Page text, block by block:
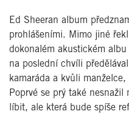
Ed Sheeran album
prohlášeními. Mimo jiné
dokonalém akustickém
na poslední chvíli
kamaráda a kvůli
Poprvé se prý také
líbit, ale která bude spíše